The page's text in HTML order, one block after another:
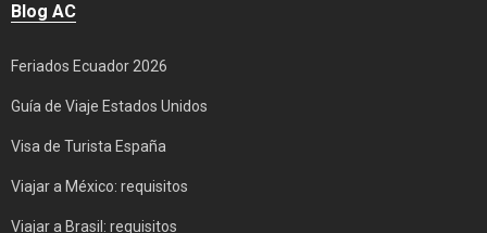
Blog AC
Feriados Ecuador 2026
Guía de Viaje Estados Unidos
Visa de Turista España
Viajar a México: requisitos
Viajar a Brasil: requisitos